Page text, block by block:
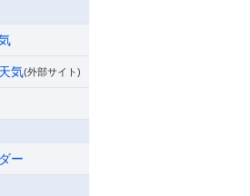
気(外部サイト)
ー